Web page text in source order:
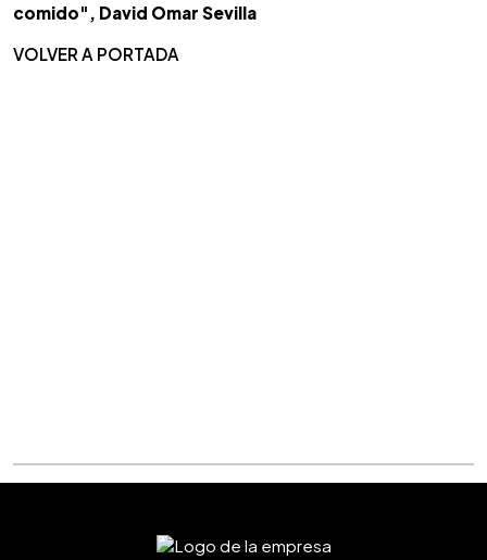
comido", David Omar Sevilla
VOLVER A PORTADA